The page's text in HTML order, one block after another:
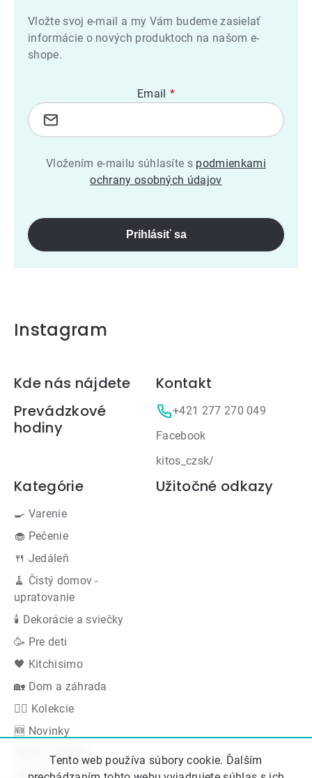
Tento web používa súbory cookie. Ďalším
Vložte svoj e-mail a my Vám budeme zasielať
informácie o nových produktoch na našom e-
shope.
Email
Vložením e-mailu súhlasíte s podmienkami
ochrany osobných údajov
Prihlásiť sa
Instagram
Zápätie
Kde nás nájdete
Prevádzkové
hodiny
Kontakt
+421 277 270 049
Facebook
kitos_czsk/
Kategórie
🍳 Varenie
🧁 Pečenie
🍴 Jedáleň
🧹 Čistý domov -
upratovanie
🕯 Dekorácie a sviečky
🥳 Pre deti
🖤 Kitchisimo
🏡 Dom a záhrada
👍🏻 Kolekcie
🆕 Novinky
Akčná ponuka
Značky
Užitočné odkazy